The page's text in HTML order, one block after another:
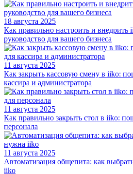
18 августа 2025
Как правильно настроить и внедрить
руководство для вашего бизнеса
11 августа 2025
Как закрыть кассовую смену в iiko:
кассира и администратора
11 августа 2025
Как правильно закрыть стол в iiko:
персонала
11 августа 2025
Автоматизация общепита: как
iiko